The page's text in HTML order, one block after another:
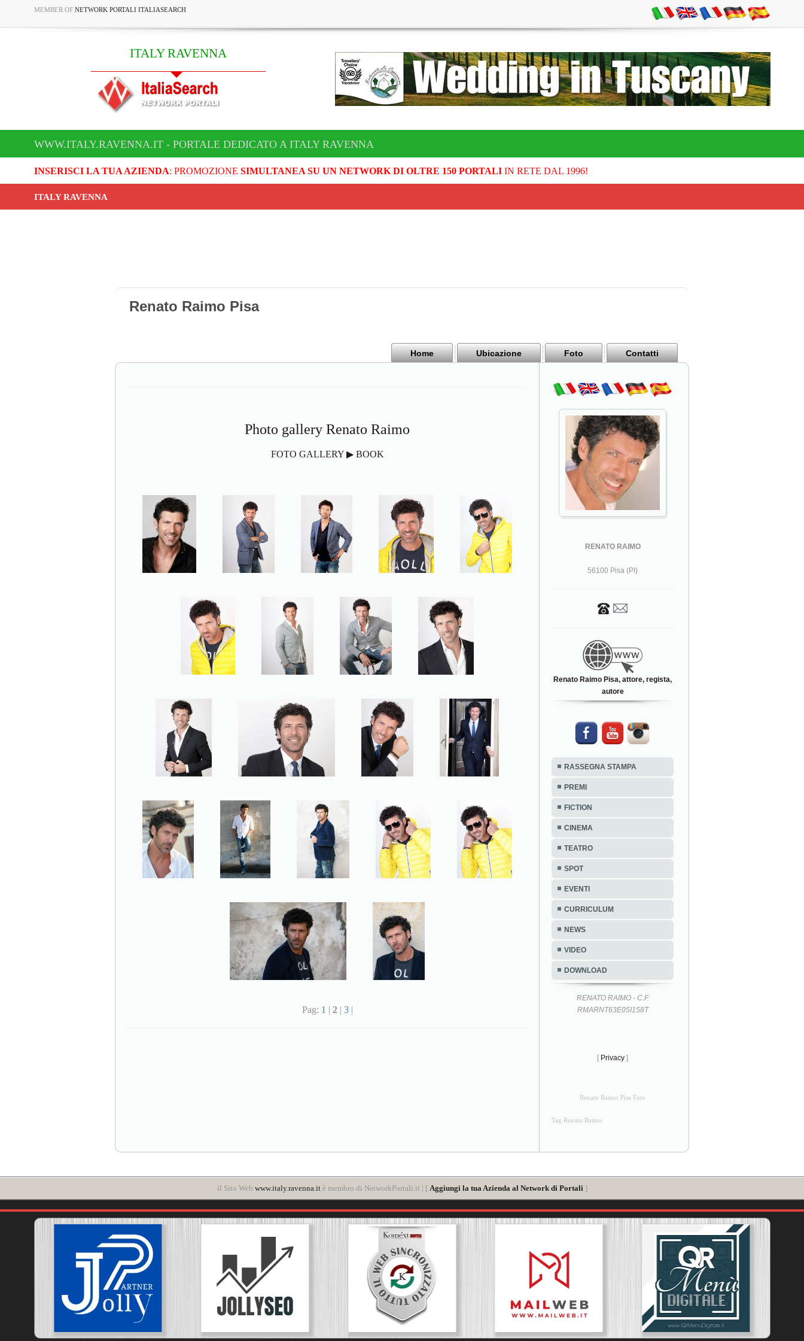
MEMBER OF NETWORK PORTALI ITALIASEARCH
ITALY RAVENNA
WWW.ITALY.RAVENNA.IT - PORTALE DEDICATO A ITALY RAVENNA
INSERISCI LA TUA AZIENDA: PROMOZIONE SIMULTANEA SU UN NETWORK DI OLTRE 150 PORTALIIN RETE DAL 1996!
ITALY RAVENNA
Renato Raimo Pisa
Home Ubicazione Foto Contatti
Photo gallery Renato Raimo
FOTO GALLERY ▶ BOOK
Pag: 1 | 2| 3|
RENATO RAIMO
56100 Pisa (PI)
Renato Raimo Pisa, attore, regista,
autore
RASSEGNA STAMPA
PREMI
FICTION
CINEMA
TEATRO
SPOT
EVENTI
CURRICULUM
NEWS
VIDEO
DOWNLOAD
RENATO RAIMO - C.F.
RMARNT63E05I158T
[ Privacy ]
Renato Raimo Pisa Foto
Tag Renato Raimo
il Sito Web www.italy.ravenna.itè membro di NetworkPortali.it | [ Aggiungi la tua Azienda al Network di Portali ]